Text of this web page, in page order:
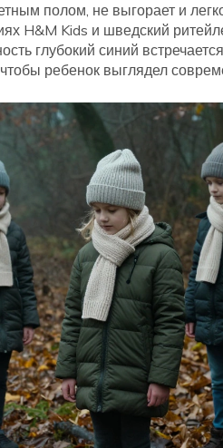
полом, не выгорает и
H&M Kids и шведский
глубокий синий
ребенок выглядел